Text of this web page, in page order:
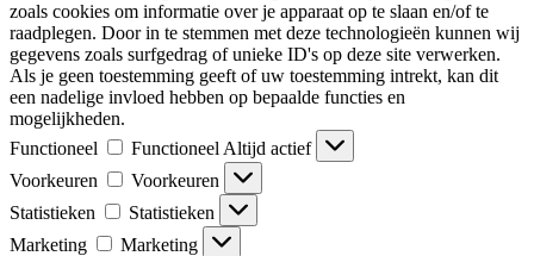
zoals cookies om informatie over je apparaat op te slaan en/of te
raadplegen. Door in te stemmen met deze technologieën kunnen wij
gegevens zoals surfgedrag of unieke ID's op deze site verwerken.
Als je geen toestemming geeft of uw toestemming intrekt, kan dit
een nadelige invloed hebben op bepaalde functies en
mogelijkheden.
Functioneel
Functioneel Altijd actief
Voorkeuren
Voorkeuren
Statistieken
Statistieken
Marketing
Marketing